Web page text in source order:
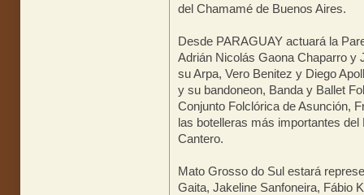
del Chamamé de Buenos Aires.
Desde PARAGUAY actuará la
Adrián Nicolás Gaona Chaparro y
su Arpa, Vero Benitez y Diego
y su bandoneon, Banda y Ballet
Conjunto Folclórica de Asunción,
las botelleras más importantes
Cantero.
Mato Grosso do Sul estará
Gaita, Jakeline Sanfoneira, Fábio